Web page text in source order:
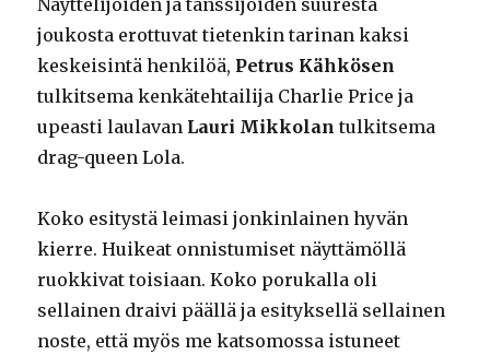
Näyttelijöiden ja tanssijoiden suuresta
joukosta erottuvat tietenkin tarinan kaksi
keskeisintä henkilöä, Petrus Kähkösen
tulkitsema kenkätehtailija Charlie Price ja
upeasti laulavan Lauri Mikkolan tulkitsema
drag-queen Lola.
Koko esitystä leimasi jonkinlainen hyvän
kierre. Huikeat onnistumiset näyttämöllä
ruokkivat toisiaan. Koko porukalla oli
sellainen draivi päällä ja esityksellä sellainen
noste, että myös me katsomossa istuneet